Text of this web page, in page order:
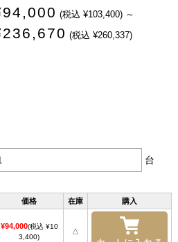
(税込 ¥103,400) ～
(税込 ¥260,337)
台
価格 在庫 購入
¥94,000(税込 ¥10
3,400)
△